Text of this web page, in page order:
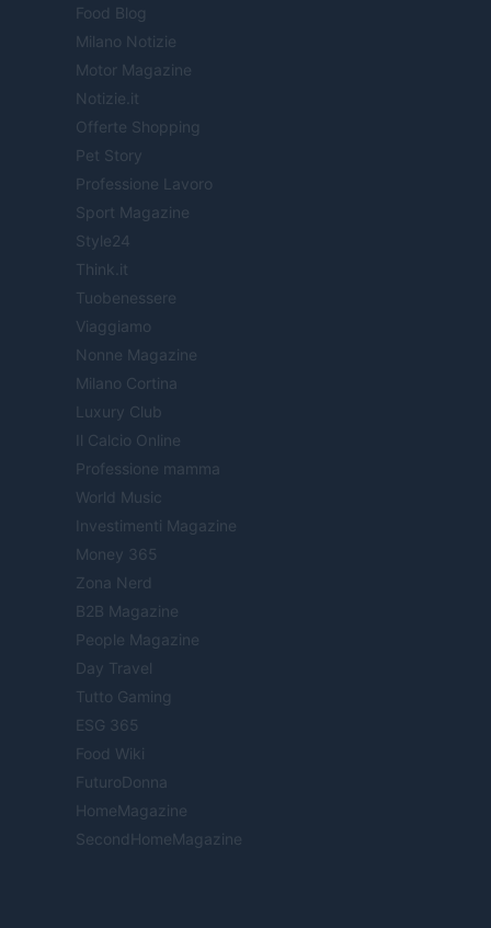
Food Blog
Milano Notizie
Motor Magazine
Notizie.it
Offerte Shopping
Pet Story
Professione Lavoro
Sport Magazine
Style24
Think.it
Tuobenessere
Viaggiamo
Nonne Magazine
Milano Cortina
Luxury Club
Il Calcio Online
Professione mamma
World Music
Investimenti Magazine
Money 365
Zona Nerd
B2B Magazine
People Magazine
Day Travel
Tutto Gaming
ESG 365
Food Wiki
FuturoDonna
HomeMagazine
SecondHomeMagazine